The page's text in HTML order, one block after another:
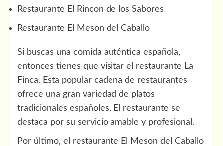
Restaurante El Rincon de los Sabores
Restaurante El Meson del Caballo
Si buscas una comida auténtica española,
entonces tienes que visitar el restaurante La
Finca. Esta popular cadena de restaurantes
ofrece una gran variedad de platos
tradicionales españoles. El restaurante se
destaca por su servicio amable y profesional.
Por último, el restaurante El Meson del Caballo